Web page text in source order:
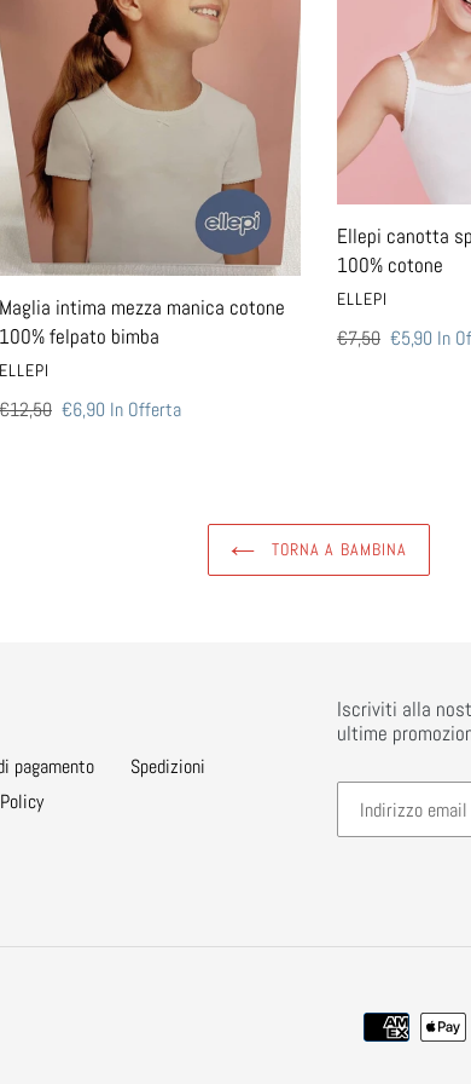
100%
felpato
bimba
Maglia intima mezza manica cotone
100% felpato bimba
VENDITORE
ELLEPI
Prezzo
€12,50 Prezzo
€6,90 In Offerta
100%
cotone
Ellepi canotta
100% cotone
VENDITORE
ELLEPI
Prezzo
€7,50 Prezzo
€5,90 In
TORNA A BAMBINA
pagamento
Spedizioni
Iscriviti alla
ultime